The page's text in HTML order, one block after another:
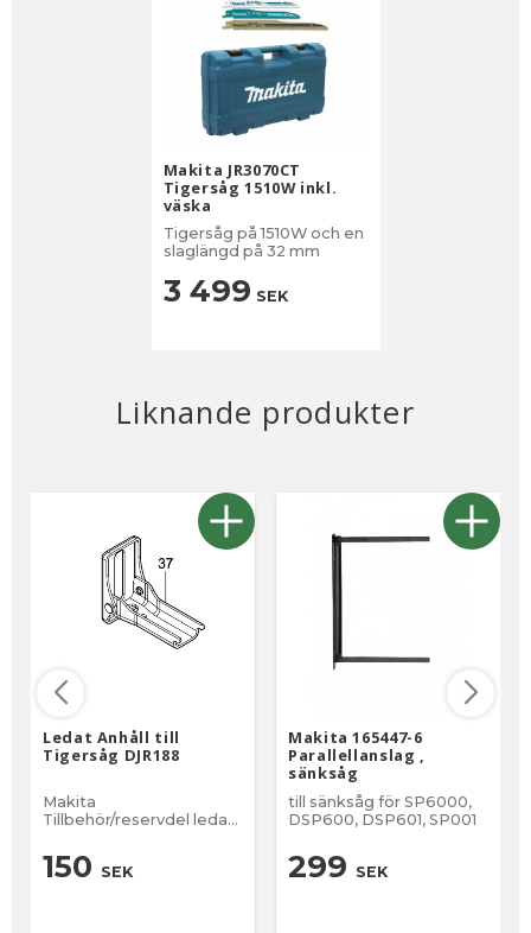
Makita JR3070CT
Tigersåg 1510W inkl.
väska
Tigersåg på 1510W och en
slaglängd på 32 mm
3 499 SEK
Liknande produkter
Ledat Anhåll till
Tigersåg DJR188
Makita
Tillbehör/reservdel ledad
Tigersåg DJR188
150 SEK
Makita 165447-6
Parallellanslag ,
sänksåg
till sänksåg för SP6000,
DSP600, DSP601, SP001
299 SEK